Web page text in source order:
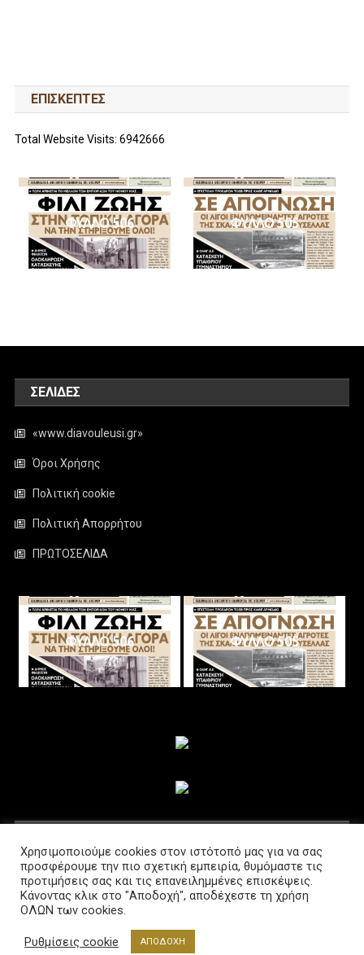
ΕΠΙΣΚΕΠΤΕΣ
Total Website Visits: 6942666
ΦΥΛΛΟ 506 ΦΥΛΛΟ 505
ΣΕΛΊΔΕΣ
«www.diavouleusi.gr»
Όροι Χρήσης
Πολιτική cookie
Πολιτική Απορρήτου
ΠΡΩΤΟΣΕΛΙΔΑ
ΦΥΛΛΟ 506 ΦΥΛΛΟ 505
Διαβούλευση @2021 Powered by www.lab-net.gr
Χρησιμοποιούμε cookies στον ιστότοπό μας για να σας
προσφέρουμε την πιο σχετική εμπειρία, θυμόμαστε τις
προτιμήσεις σας και τις επανειλημμένες επισκέψεις.
Κάνοντας κλικ στο "Αποδοχή", αποδέχεστε τη χρήση
ΟΛΩΝ των cookies.
Ρυθμίσεις cookie ΑΠΟΔΟΧΗ